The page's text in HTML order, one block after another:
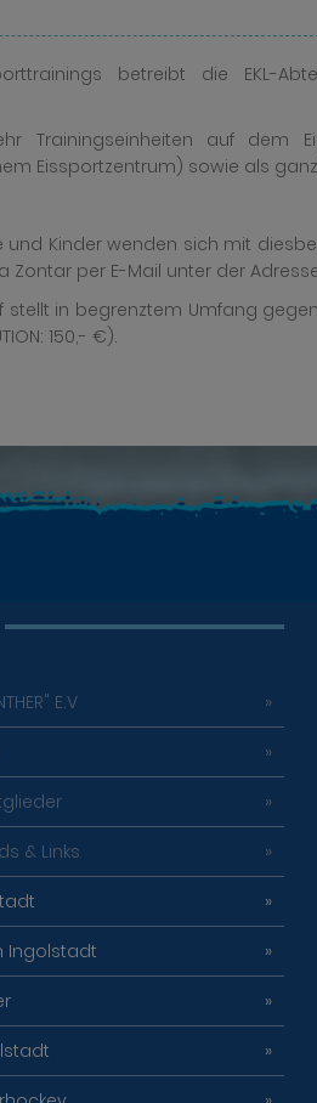
betreibt die EKL-
Trainingseinheiten auf dem
Eissportzentrum) sowie als
und Kinder wenden sich mit
Zontar per E-Mail unter der
stellt in begrenztem Umfang
150,- €).
E.V
& Links
Ingolstadt